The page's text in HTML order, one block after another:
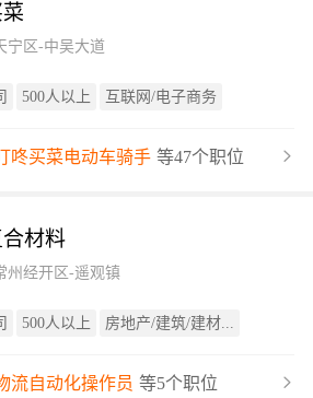
宁区-中吴大道
500人以上 互联网/电子商务
咚买菜电动车骑手 等47个职位
材料
州经开区-遥观镇
500人以上 房地产/建筑/建材...
流自动化操作员 等5个职位